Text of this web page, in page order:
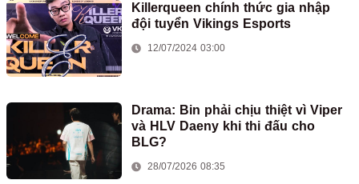
Killerqueen chính thức gia nhập
đội tuyển Vikings Esports
12/07/2024 03:00
Drama: Bin phải chịu thiệt vì Viper
và HLV Daeny khi thi đấu cho
BLG?
28/07/2026 08:35